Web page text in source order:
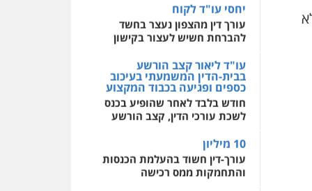
יחסי עו"ד לקוח
עורך דין מהצפון נעצר בחשד
להברחת חשיש לעצור בקישון
עו"ד ליאור קצב הורשע
בבית-הדין המשמעתי בעיכוב
כספים ופגיעה בכבוד המקצוע
חודש בלבד לאחר שהופיע בכנס
לשכת עורכי הדין, קצב הורשע
10 מיליון
עורך-דין חשוד בהעלמת הכנסות
והתחמקות ממס רכישה